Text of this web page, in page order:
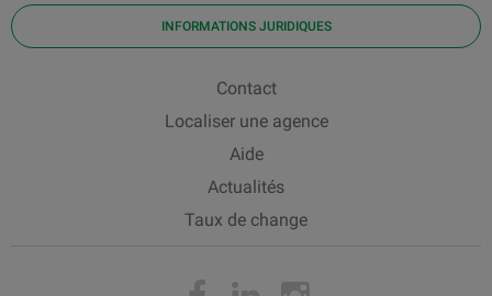
INFORMATIONS JURIDIQUES
Contact
Localiser une agence
Aide
Actualités
Taux de change